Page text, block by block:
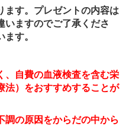
ます。プレゼントの内容は
いますのでご了承くださ
す。
、自費の血液検査を含む栄
法）をおすすめすることが
調の原因をからだの中から